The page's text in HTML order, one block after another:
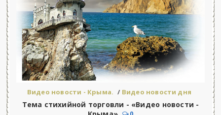
Видео новости - Крыма. / Видео новости дня
Тема стихийной торговли - «Видео новости -